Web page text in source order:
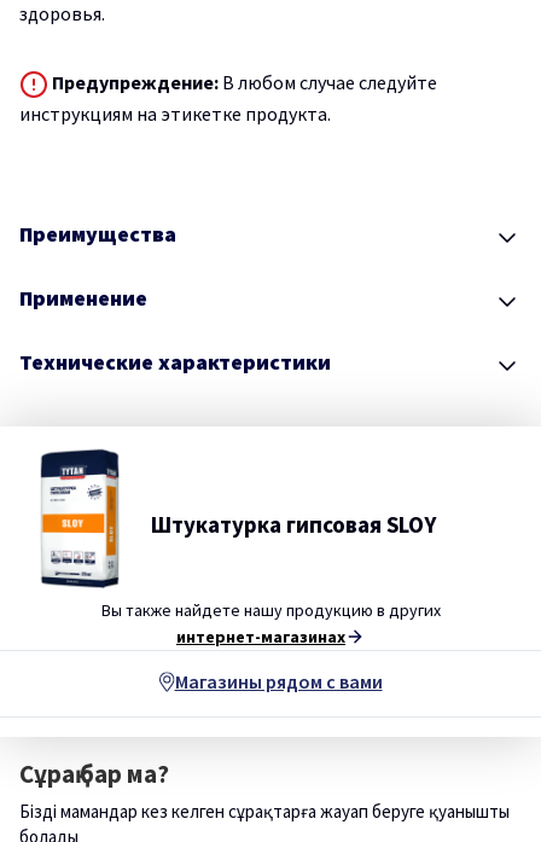
здоровья.
Предупреждение: В любом случае следуйте
инструкциям на этикетке продукта.
Преимущества
Применение
Технические характеристики
Штукатурка гипсовая SLOY
Вы также найдете нашу продукцию в других
интернет-магазинах
Магазины рядом с вами
Сұрақ бар ма?
Біздің мамандар кез келген сұрақтарға жауап беруге қуанышты
болады